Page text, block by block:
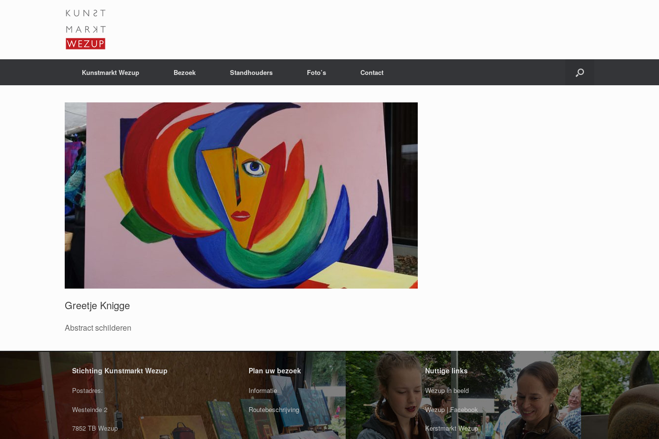
Kunstmarkt Wezup Bezoek Standhouders Foto’s Contact
Greetje Knigge
Abstract schilderen
Stichting Kunstmarkt Wezup
Postadres:
Westeinde 2
7852 TB Wezup
Plan uw bezoek
Informatie
Routebeschrijving
Nuttige links
Wezup in beeld
Wezup | Facebook
Kerstmarkt Wezup